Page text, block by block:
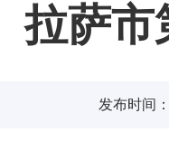
拉萨市
发布时间